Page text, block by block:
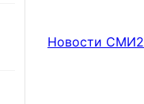
Новости СМИ2